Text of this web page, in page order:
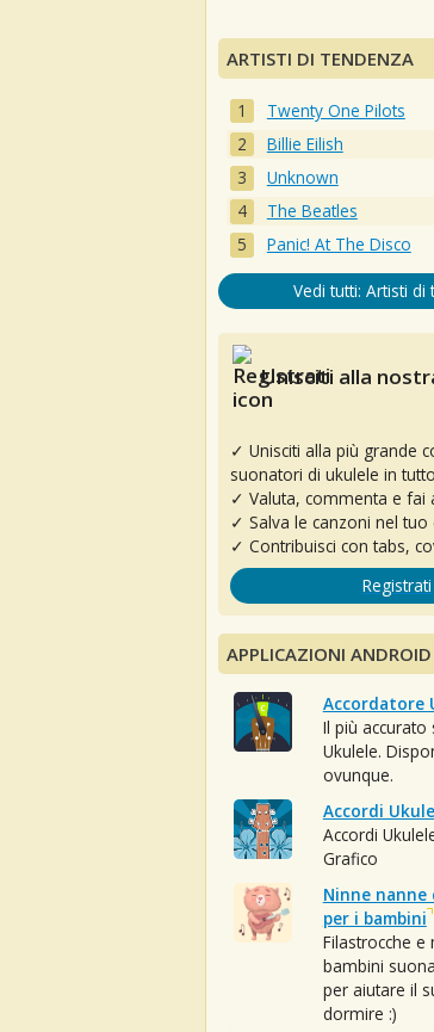
ARTISTI DI TENDENZA
Twenty One Pilots
Billie Eilish
Unknown
The Beatles
Panic! At The Disco
Vedi tutti: Artisti di
Unisciti alla
✓ Unisciti alla più grande
suonatori di ukulele in
✓ Valuta, commenta e fai
✓ Salva le canzoni nel tuo
✓ Contribuisci con tabs,
Registrati
APPLICAZIONI ANDROID
Accordatore
Il più
Ukulele.
ovunque.
Accordi
Accordi
Grafico
Ninne
per i bambini
Filastrocche e
bambini
per aiutare il
dormire :)